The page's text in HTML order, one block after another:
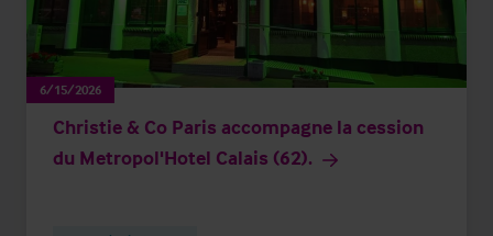
6/15/2026
Christie & Co Paris accompagne la cession
du Metropol'Hotel Calais (62).